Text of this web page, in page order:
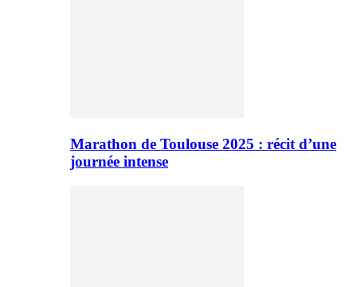
Marathon de Toulouse 2025 : récit d’une
journée intense